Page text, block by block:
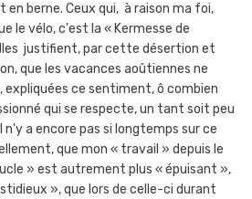
berne. Ceux qui, à raison ma foi,
le vélo, c'est la « Kermesse de
justifient, par cette désertion et
que les vacances aoûtiennes ne
expliquées ce sentiment, ô combien
qui se respecte, un tant soit peu
a encore pas si longtemps sur ce
que mon « travail » depuis le
» est autrement plus « épuisant »,
», que lors de celle-ci durant